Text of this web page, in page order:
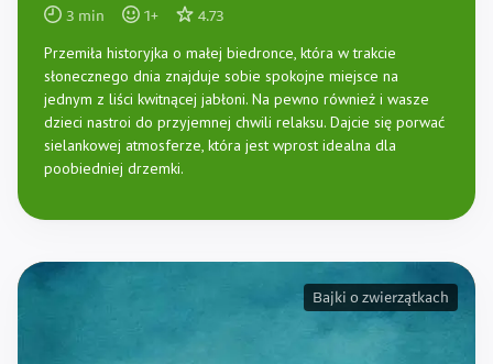
3 min 1+ 4.73
Przemiła historyjka o małej biedronce, która w trakcie
słonecznego dnia znajduje sobie spokojne miejsce na
jednym z liści kwitnącej jabłoni. Na pewno również i wasze
dzieci nastroi do przyjemnej chwili relaksu. Dajcie się porwać
sielankowej atmosferze, która jest wprost idealna dla
poobiedniej drzemki.
Bajki o zwierzątkach